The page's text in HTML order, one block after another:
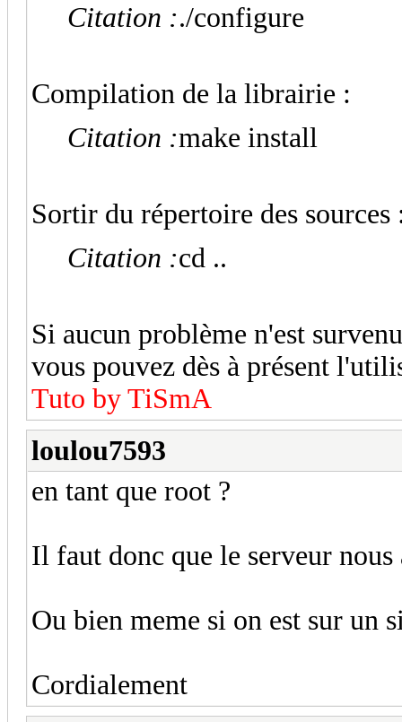
Citation :./configure
Compilation de la librairie :
Citation :make install
Sortir du répertoire des sources
Citation :cd ..
Si aucun problème n'est
vous pouvez dès à présent
Tuto by TiSmA
loulou7593
en tant que root ?
Il faut donc que le serveur nous
Ou bien meme si on est sur un
Cordialement